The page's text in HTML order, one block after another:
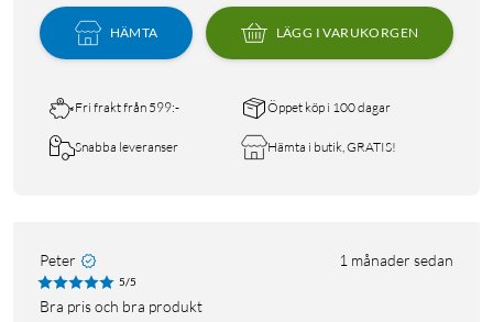
HÄMTA LÄGG I VARUKORGEN
Fri frakt från 599:- Öppet köp i 100 dagar
Snabba leveranser Hämta i butik, GRATIS!
Peter 1 månader sedan
5/5
Bra pris och bra produkt